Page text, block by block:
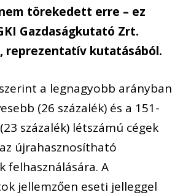
törekedett erre – ez
Gazdaságkutató Zrt.
reprezentatív kutatásából.
a legnagyobb arányban
(26 százalék) és a 151-
százalék) létszámú cégek
újrahasznosítható
felhasználására. A
jellemzően eseti jelleggel